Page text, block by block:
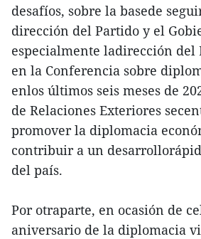
desafíos, sobre la basede
dirección del Partido y el
especialmente ladirección
en la Conferencia sobre
enlos últimos seis meses de
de Relaciones Exteriores
promover la diplomacia
contribuir a un
del país.
Por otraparte, en ocasión de
aniversario de la diplomacia